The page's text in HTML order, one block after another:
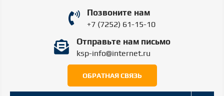
КАЗЮГПРОМ |
KAZYUGPROM
ШЫМКЕНТ
Производство гофрокартона и гофроупаковки
в Шымкенте.
Позвоните нам
+7 (7252) 61-15-10
Отправьте нам письмо
ksp-info@internet.ru
ОБРАТНАЯ СВЯЗЬ